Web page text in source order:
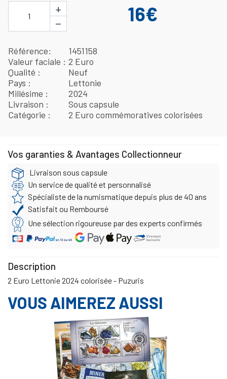
1
+
−
16€
Référence
1451158
Valeur faciale
2 Euro
Qualité
Neuf
Pays
Lettonie
Millésime
2024
Livraison
Sous capsule
Catégorie
2 Euro commémoratives colorisées
Vos garanties & Avantages Collectionneur
Livraison sous capsule
Un service de qualité et personnalisé
Spécialiste de la numismatique depuis plus de 40 ans
Satisfait ou Remboursé
Une sélection rigoureuse par des experts confirmés
Description
2 Euro Lettonie 2024 colorisée - Puzuris
VOUS AIMEREZ AUSSI